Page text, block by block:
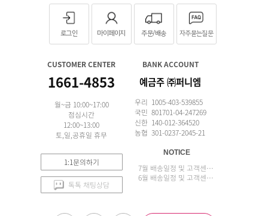
로그인 마이페이지 주문/배송 자주묻는질문
CUSTOMER CENTER
1661-4853
월~금 10:00~17:00
점심시간
12:00~13:00
토,일,공휴일 휴무
1:1문의하기
톡톡 채팅상담
BANK ACCOUNT
예금주 ㈜퍼니엠
우리 1005-403-539855
국민 801701-04-247269
신한 140-012-364520
농협 301-0237-2045-21
NOTICE
7월 배송일정 및 고객센터 업무 안내
6월 배송일정 및 고객센터 업무 안내